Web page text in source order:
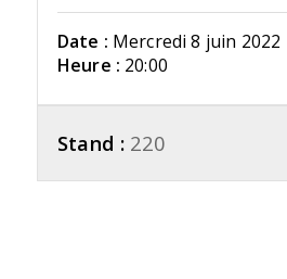
Date : Mercredi 8 juin 2022
Heure : 20:00
Stand : 220